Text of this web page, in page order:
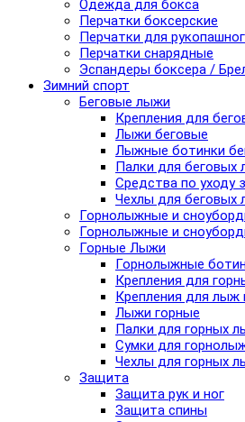
Одежда для бокса
Перчатки боксерские
Перчатки для
Перчатки снарядные
Эспандеры боксера /
Зимний спорт
Беговые лыжи
Крепления для
Лыжи беговые
Лыжные ботинки
Палки для беговых
Средства по уходу
Чехлы для беговых
Горнолыжные и
Горнолыжные и
Горные Лыжи
Горнолыжные
Крепления для
Крепления для лыж
Лыжи горные
Палки для горных
Сумки для
Чехлы для горных
Защита
Защита рук и ног
Защита спины